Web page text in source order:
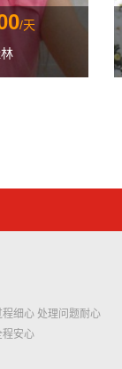
/天
细心 处理问题耐心
程安心